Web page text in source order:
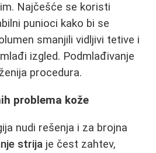
Najčešće se koristi
punioci kako bi se
smanjili vidljivi tetive i
izgled. Podmlađivanje
procedura.
problema kože
nudi rešenja i za brojna
strija je čest zahtev,